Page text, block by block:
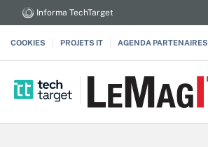
Informa TechTarget
COOKIES PROJETS IT AGENDA PARTENAIRES